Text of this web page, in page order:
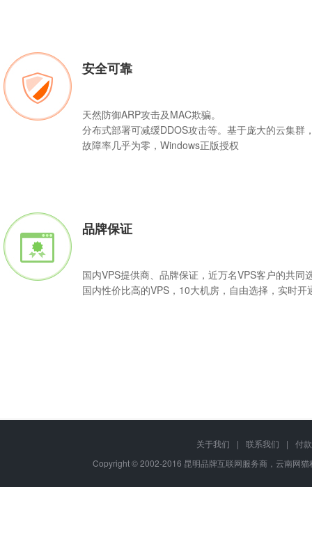
安全可靠
天然防御ARP攻击及MAC欺骗。
分布式部署可减缓DDOS攻击等。基于庞大的云集群
故障率几乎为零，Windows正版授权
品牌保证
国内VPS提供商、品牌保证，近万名VPS客户的共同
国内性价比高的VPS，10大机房，自由选择，实时开
Q
VPS主机是可按需购买的"服务器"产品，用户可根据基础配置随意
软件或程序，部署各种互联网应用。
关于我们 | 联系我们 |
付
Copyright © 2002-2016 昆明品牌互联网服务商，云南网